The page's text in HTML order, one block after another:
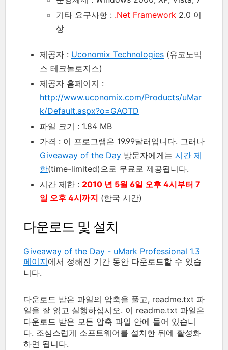
기타 요구사항 : .Net Framework 2.0 이
상
제공자 : Uconomix Technologies (유코노믹
스 테크놀로지스)
제공자 홈페이지 :
http://www.uconomix.com/Products/uMar
k/Default.aspx?o=GAOTD
파일 크기 : 1.84 MB
가격 : 이 프로그램은 19.99달러입니다. 그러나
Giveaway of the Day 방문자에게는 시간 제
한(time-limited)으로 무료로 제공됩니다.
시간 제한 : 2010 년 5월 6일 오후 4시부터 7
일 오후 4시까지 (한국 시간)
다운로드 및 설치
Giveaway of the Day - uMark Professional 1.3
페이지에서 정해진 기간 동안 다운로드할 수 있습
니다.
다운로드 받은 파일의 압축을 풀고, readme.txt 파
일을 잘 읽고 실행하십시오. 이 readme.txt 파일은
다운로드 받은 모든 압축 파일 안에 들어 있습니
다. 조심스럽게 소프트웨어를 설치한 뒤에 활성화
하면 됩니다.